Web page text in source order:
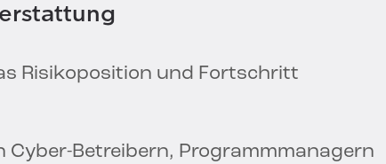
Risikoposition und Fortschritt
Betreibern, Programmmanagern